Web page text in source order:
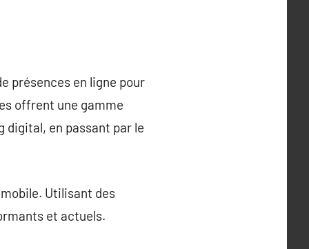
présences en ligne pour
offrent une gamme
digital, en passant par le
Utilisant des
et actuels.